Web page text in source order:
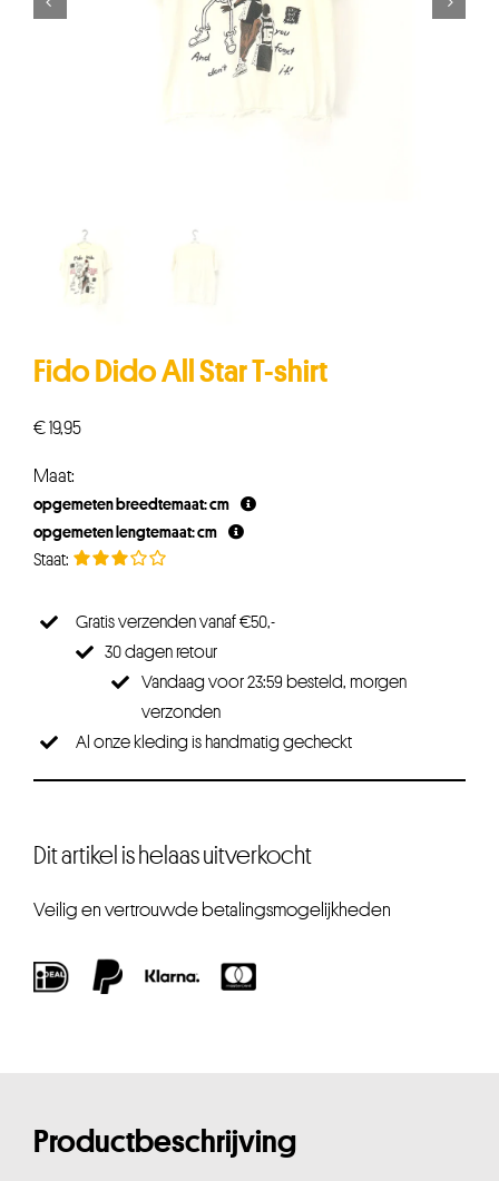
Fido Dido All Star T-shirt
€19,95
Maat:
opgemeten breedtemaat: cm
opgemeten lengtemaat: cm
Gratis verzenden vanaf €50,-
30 dagen retour
Vandaag voor 23:59 besteld, morgen
verzonden
Al onze kleding is handmatig gecheckt
Dit artikel is helaas uitverkocht
Veilig en vertrouwde betalingsmogelijkheden
Productbeschrijving